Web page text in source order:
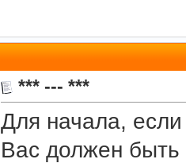
*** --- ***
Для начала,
Вас должен быть